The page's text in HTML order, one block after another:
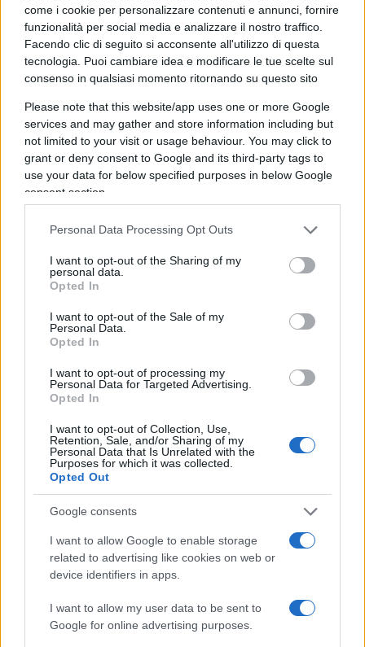
come i cookie per personalizzare contenuti e annunci, fornire
funzionalità per social media e analizzare il nostro traffico.
Facendo clic di seguito si acconsente all'utilizzo di questa
tecnologia. Puoi cambiare idea e modificare le tue scelte sul
consenso in qualsiasi momento ritornando su questo sito
Please note that this website/app uses one or more Google
services and may gather and store information including but
not limited to your visit or usage behaviour. You may click to
grant or deny consent to Google and its third-party tags to
use your data for below specified purposes in below Google
consent section.
Personal Data Processing Opt Outs
I want to opt-out of the Sharing of my
personal data.
Opted In
I want to opt-out of the Sale of my
Personal Data.
Opted In
I want to opt-out of processing my
Personal Data for Targeted Advertising.
Opted In
I want to opt-out of Collection, Use,
Retention, Sale, and/or Sharing of my
Personal Data that Is Unrelated with the
Purposes for which it was collected.
Opted Out
Google consents
I want to allow Google to enable storage
related to advertising like cookies on web or
device identifiers in apps.
I want to allow my user data to be sent to
Google for online advertising purposes.
diRedazione
25 Maggio 2026, 14:47
è il marketing
diEnrico Foscarini
18 Febbraio 2026, 18:45